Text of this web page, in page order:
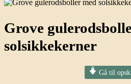
Grove
solsikkekerner
Gå til